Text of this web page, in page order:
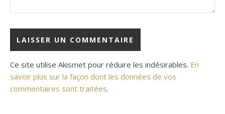
Ce site utilise Akismet pour réduire les indésirables. En
savoir plus sur la façon dont les données de vos
commentaires sont traitées.